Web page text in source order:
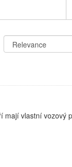
mají vlastní vozový